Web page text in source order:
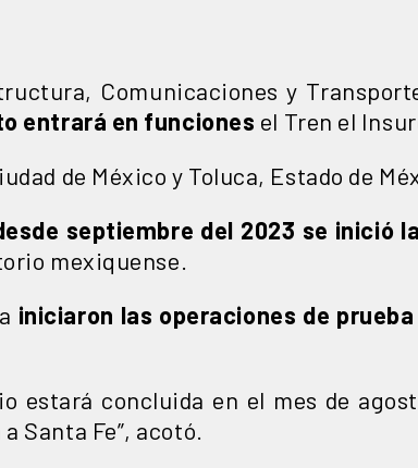
Comunicaciones y
entrará en funciones el Tren el
de México y Toluca, Estado de
septiembre del 2023 se inició
mexiquense.
iniciaron las operaciones de prueba
estará concluida en el mes de
Santa Fe”, acotó.